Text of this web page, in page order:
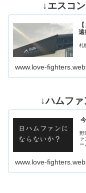
↓エスコ
遠
札
www.love-
↓ハムフ
野
ー
www.love-